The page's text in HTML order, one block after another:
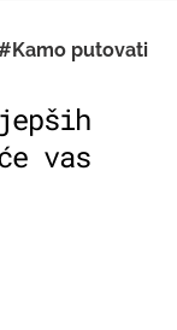
putovati
vas